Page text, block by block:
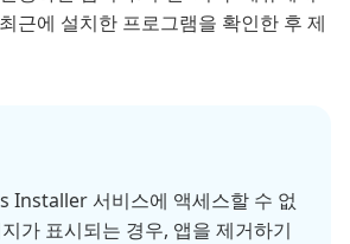
근에 설치한 프로그램을 확인한 후 제
Installer 서비스에 액세스할 수 없
가 표시되는 경우, 앱을 제거하기